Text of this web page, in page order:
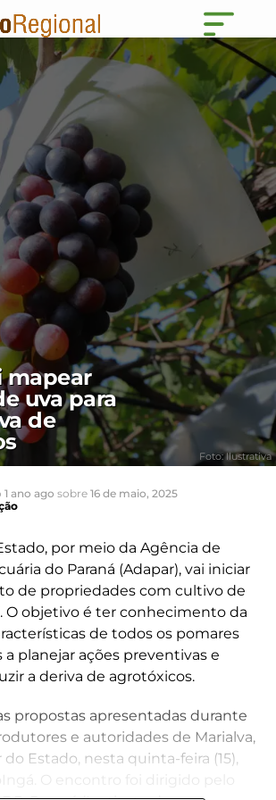
mapear
uva para
de
Foto: Ilustrativa
1 ano ago sobre 16 de maio, 2025
por meio da Agência de
do Paraná (Adapar), vai iniciar
de propriedades com cultivo de
O objetivo é ter conhecimento da
de todos os pomares
a planejar ações preventivas e
a deriva de agrotóxicos.
propostas apresentadas durante
e autoridades de Marialva,
Estado, nesta quinta-feira (15),